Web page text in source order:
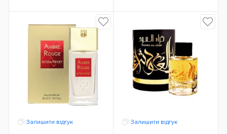
Залишити відгук Залишити відгук